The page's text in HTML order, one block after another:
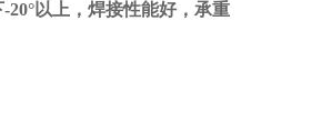
20°以上，焊接性能好，承重